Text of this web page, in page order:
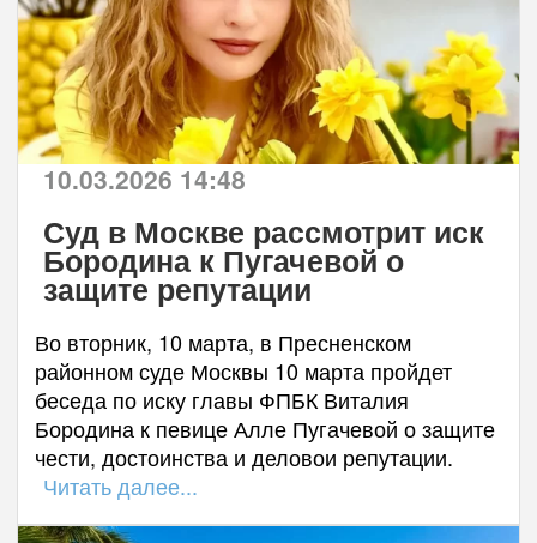
10.03.2026 14:48
Суд в Москве рассмотрит иск
Бородина к Пугачевой о
защите репутации
Во вторник, 10 марта, в Пресненском
районном суде Москвы 10 марта пройдет
беседа по иску главы ФПБК Виталия
Бородина к певице Алле Пугачевой о защите
чести, достоинства и деловои репутации.
Читать далее...